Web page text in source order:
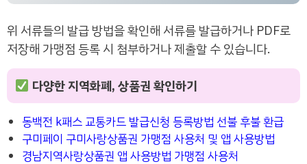
위 서류들의 발급 방법을 확인해 서류를 발급하거나 PDF로
저장해 가맹점 등록 시 첨부하거나 제출할 수 있습니다.
다양한 지역화폐, 상품권 확인하기
동백전 k패스 교통카드 발급신청 등록방법 선불 후불 환급
구미페이 구미사랑상품권 가맹점 사용처 및 앱 사용방법
경남지역사랑상품권 앱 사용방법 가맹점 사용처